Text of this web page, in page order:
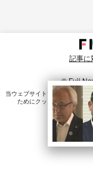
記事に
© Fuji
当ウェブサイトでは、ユーザの
ためにクッキーを使⽤して